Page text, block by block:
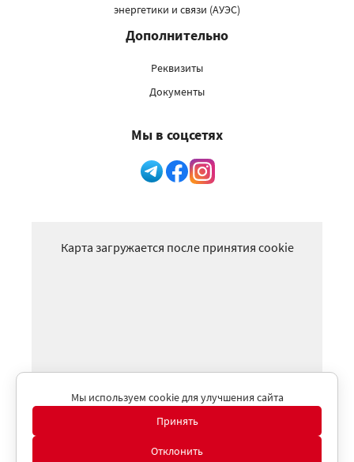
энергетики и связи (АУЭС)
Дополнительно
Реквизиты
Документы
Мы в соцсетях
Карта загружается после принятия cookie
Мы используем cookie для улучшения сайта
Принять
Отклонить